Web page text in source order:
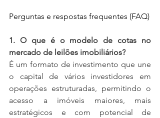
Perguntas e respostas frequentes (FAQ)
1. O que é o modelo de cotas no
mercado de leilões imobiliários?
É um formato de investimento que une
o capital de vários investidores em
operações estruturadas, permitindo o
acesso a imóveis maiores, mais
estratégicos e com potencial de